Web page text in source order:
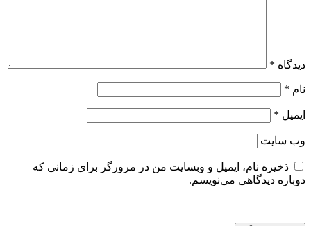
دیدگاه *
نام *
ایمیل *
وب‌ سایت
ذخیره نام، ایمیل و وبسایت من در مرورگر برای زمانی که
دوباره دیدگاهی می‌نویسم.